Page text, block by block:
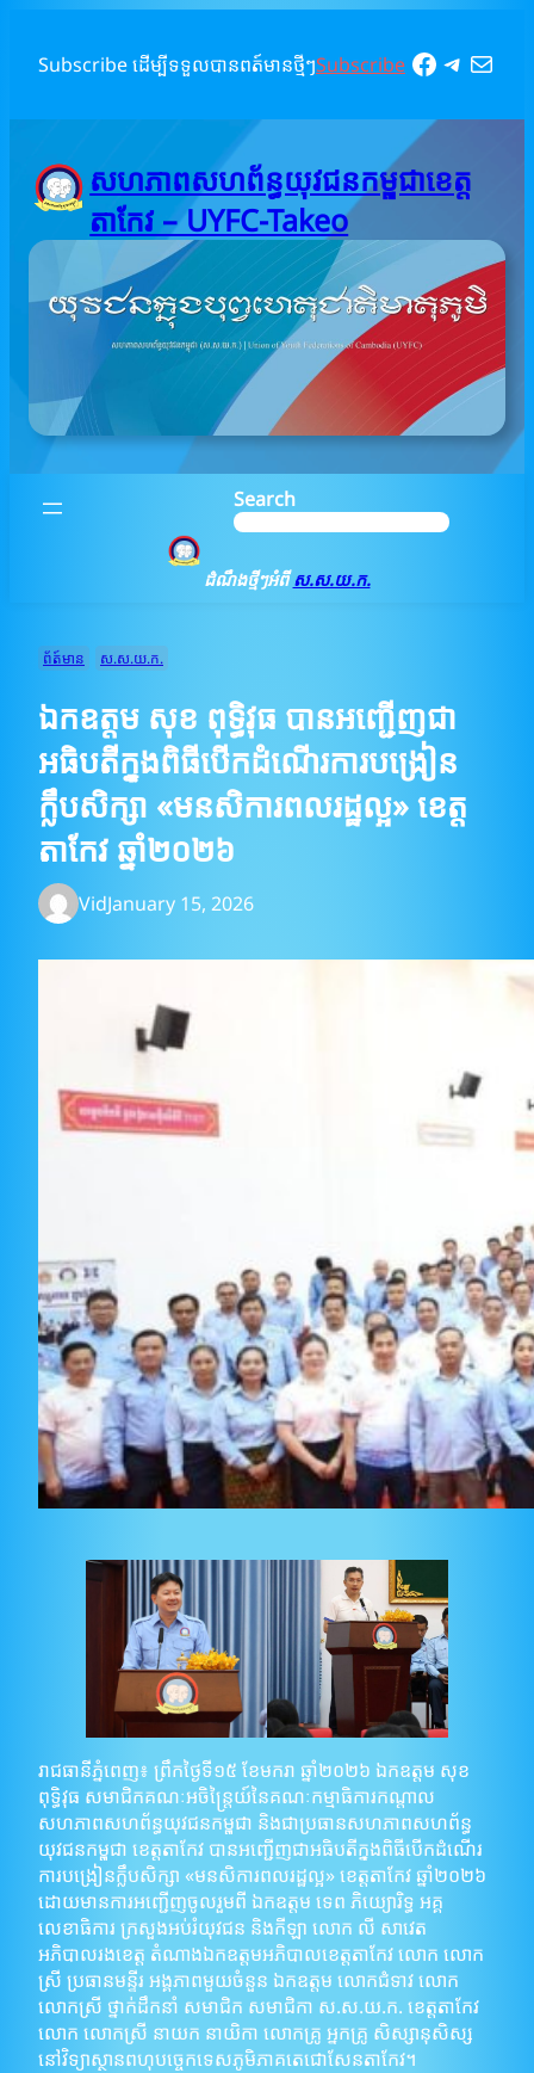
content
Subscribe ដើម្បីទទួលបានពត៍មានថ្មីៗSubscribe Mail
សហភាពសហព័ន្ធយុវជនកម្ពុជាខេត្ត
តាកែវ – UYFC-Takeo
Search
ដំណឹងថ្មីៗអំពីស.ស.យ.ក.
ព័ត៍មាន ស.ស.យ.ក.
ឯកឧត្តម សុខ ពុទ្ធិវុធ បានអញ្ជើញជា
អធិបតីក្នុងពិធីបើកដំណើរការបង្រៀន
ក្លឹបសិក្សា «មនសិការពលរដ្ឋល្អ» ខេត្ត
តាកែវ ឆ្នាំ២០២៦
VidJanuary 15, 2026
រាជធានីភ្នំពេញ៖ ព្រឹកថ្ងៃទី១៥ ខែមករា ឆ្នាំ២០២៦ ឯកឧត្តម សុខ
ពុទ្ធិវុធ សមាជិកគណៈអចិន្រ្តៃយ៍នៃគណៈកម្មាធិការកណ្ដាល
សហភាពសហព័ន្ធយុវជនកម្ពុជា និងជាប្រធានសហភាពសហព័ន្ធ
យុវជនកម្ពុជា ខេត្តតាកែវ បានអញ្ជើញជាអធិបតីក្នុងពិធីបើកដំណើរ
ការបង្រៀនក្លឹបសិក្សា «មនសិការពលរដ្ឋល្អ» ខេត្តតាកែវ ឆ្នាំ២០២៦
ដោយមានការអញ្ជើញចូលរួមពី ឯកឧត្តម ទេព ភិយ្យោរិទ្ធ អគ្គ
លេខាធិការ ក្រសួងអប់រំយុវជន និងកីឡា លោក លី សាវេត
អភិបាលរងខេត្ត តំណាងឯកឧត្តមអភិបាលខេត្តតាកែវ លោក លោក
ស្រី ប្រធានមន្ទីរ អង្គភាពមួយចំនួន ឯកឧត្តម លោកជំទាវ លោក
លោកស្រី ថ្នាក់ដឹកនាំ សមាជិក សមាជិកា ស.ស.យ.ក. ខេត្តតាកែវ
លោក លោកស្រី នាយក នាយិកា លោកគ្រូ អ្នកគ្រូ សិស្សានុសិស្ស
នៅវិទ្យាស្ថានពហុបច្ចេកទេសភូមិភាគតេជោសែនតាកែវ។